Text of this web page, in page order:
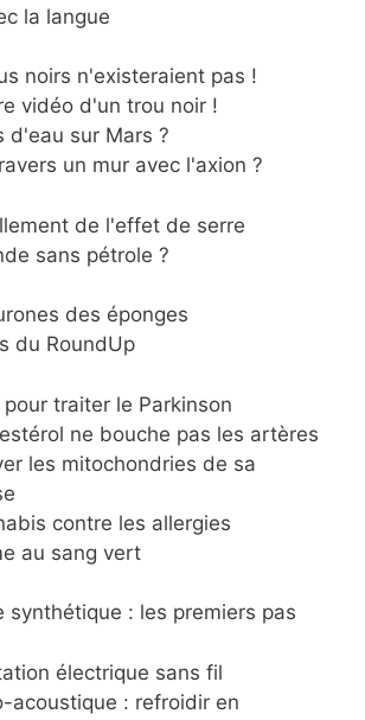
la langue
noirs n'existeraient pas !
vidéo d'un trou noir !
d'eau sur Mars ?
un mur avec l'axion ?
de l'effet de serre
sans pétrole ?
des éponges
du RoundUp
pour traiter le Parkinson
ne bouche pas les artères
les mitochondries de sa
contre les allergies
au sang vert
synthétique : les premiers pas
électrique sans fil
acoustique : refroidir en